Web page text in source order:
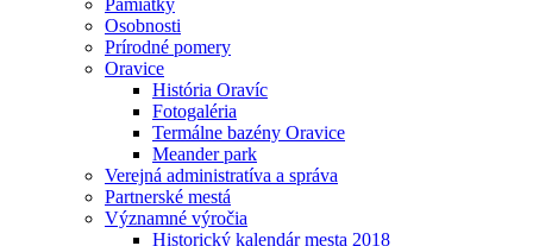
Pamiatky
Osobnosti
Prírodné pomery
Oravice
História Oravíc
Fotogaléria
Termálne bazény Oravice
Meander park
Verejná administratíva a správa
Partnerské mestá
Významné výročia
Historický kalendár mesta 2018